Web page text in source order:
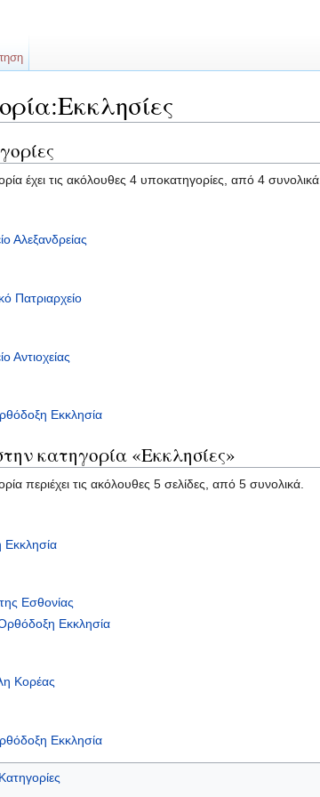
έχει τις ακόλουθες 4 υποκατηγορίες, από 4 συνολικά.
Αλεξανδρείας
Πατριαρχείο
Αντιοχείας
Εκκλησία
κατηγορία «Εκκλησίες»
περιέχει τις ακόλουθες 5 σελίδες, από 5 συνολικά.
Εσθονίας
Εκκλησία
Κορέας
Εκκλησία
Κατηγορίες